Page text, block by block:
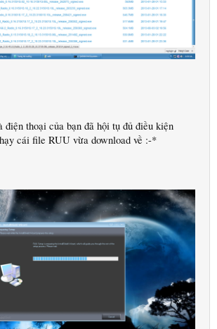
điện thoại của bạn đã hội tụ đủ điều kiện
cái file RUU vừa download về :-*